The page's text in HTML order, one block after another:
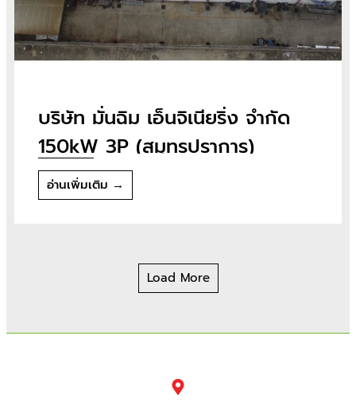
บริษัท มั่นฉิม เอ็นจิเนียริ่ง จำกัด
150kW 3P (สมุทรปราการ)
อ่านเพิ่มเติม →
Load More